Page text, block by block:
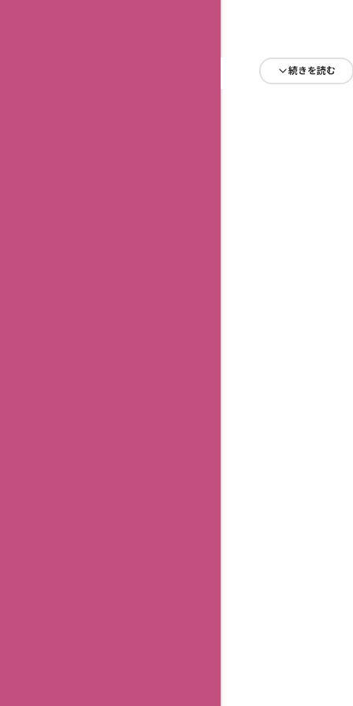
続きを読む
続きを読む
続きを読む
続きを読む
続きを読む
続きを読む
続きを読む
続きを読む
続きを読む
続きを読む
続きを読む
続きを読む
続きを読む
続きを読む
続きを読む
続きを読む
続きを読む
続きを読む
続きを読む
続きを読む